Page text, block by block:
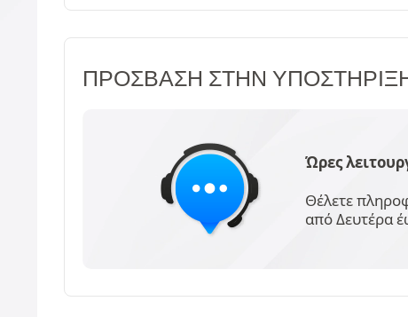
ΠΡΌΣΒΑΣΗ ΣΤΗΝ
Ώρες
Θέλετε
από Δευτέρα